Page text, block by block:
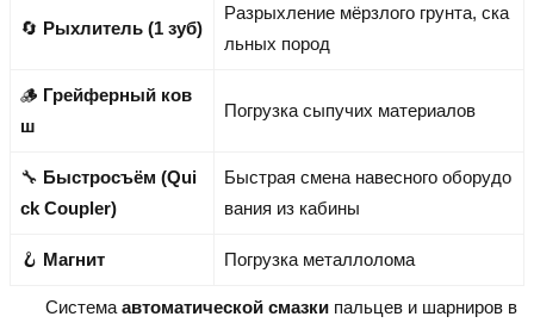
🔄 Рыхлитель (1 зуб)
Разрыхление мёрзлого грунта, ска
льных пород
🪵 Грейферный ков
ш
Погрузка сыпучих материалов
🔧 Быстросъём (Qui
ck Coupler)
Быстрая смена навесного оборудо
вания из кабины
🪝 Магнит Погрузка металлолома
Система автоматической смазки пальцев и шарниров в